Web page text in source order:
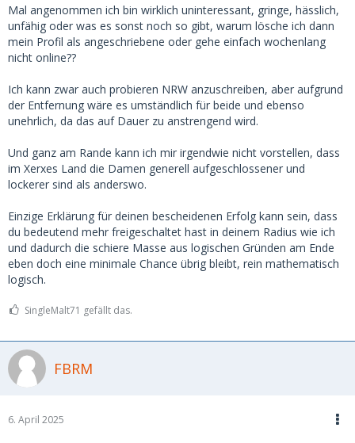
Mal angenommen ich bin wirklich uninteressant, gringe, hässlich,
unfähig oder was es sonst noch so gibt, warum lösche ich dann
mein Profil als angeschriebene oder gehe einfach wochenlang
nicht online??
Ich kann zwar auch probieren NRW anzuschreiben, aber aufgrund
der Entfernung wäre es umständlich für beide und ebenso
unehrlich, da das auf Dauer zu anstrengend wird.
Und ganz am Rande kann ich mir irgendwie nicht vorstellen, dass
im Xerxes Land die Damen generell aufgeschlossener und
lockerer sind als anderswo.
Einzige Erklärung für deinen bescheidenen Erfolg kann sein, dass
du bedeutend mehr freigeschaltet hast in deinem Radius wie ich
und dadurch die schiere Masse aus logischen Gründen am Ende
eben doch eine minimale Chance übrig bleibt, rein mathematisch
logisch.
SingleMalt71 gefällt das.
FBRM
6. April 2025